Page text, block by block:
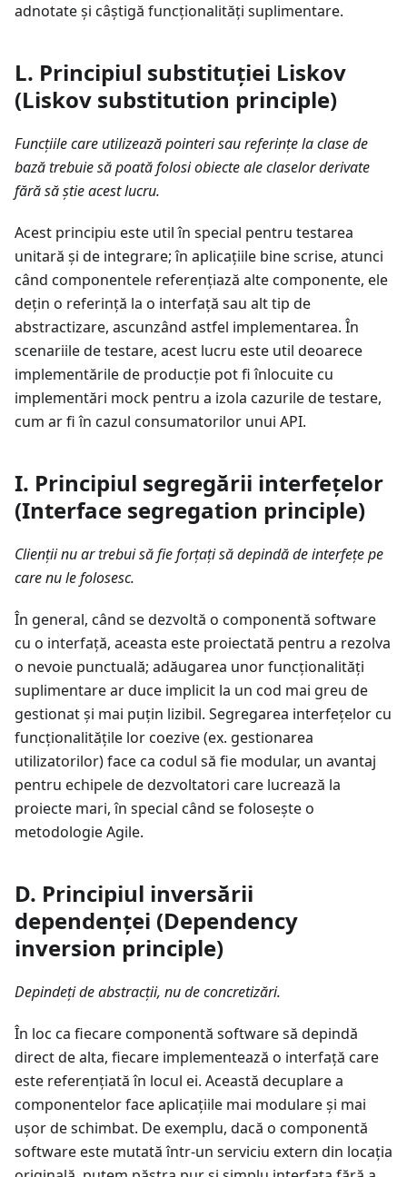
adnotate și câștigă funcționalități suplimentare.
L. Principiul substituției Liskov
(Liskov substitution principle)
Funcțiile care utilizează pointeri sau referințe la clase de
bază trebuie să poată folosi obiecte ale claselor derivate
fără să știe acest lucru.
Acest principiu este util în special pentru testarea
unitară și de integrare; în aplicațiile bine scrise, atunci
când componentele referențiază alte componente, ele
dețin o referință la o interfață sau alt tip de
abstractizare, ascunzând astfel implementarea. În
scenariile de testare, acest lucru este util deoarece
implementările de producție pot fi înlocuite cu
implementări mock pentru a izola cazurile de testare,
cum ar fi în cazul consumatorilor unui API.
I. Principiul segregării interfețelor
(Interface segregation principle)
Clienții nu ar trebui să fie forțați să depindă de interfețe pe
care nu le folosesc.
În general, când se dezvoltă o componentă software
cu o interfață, aceasta este proiectată pentru a rezolva
o nevoie punctuală; adăugarea unor funcționalități
suplimentare ar duce implicit la un cod mai greu de
gestionat și mai puțin lizibil. Segregarea interfețelor cu
funcționalitățile lor coezive (ex. gestionarea
utilizatorilor) face ca codul să fie modular, un avantaj
pentru echipele de dezvoltatori care lucrează la
proiecte mari, în special când se folosește o
metodologie Agile.
D. Principiul inversării
dependenței (Dependency
inversion principle)
Depindeți de abstracții, nu de concretizări.
În loc ca fiecare componentă software să depindă
direct de alta, fiecare implementează o interfață care
este referențiată în locul ei. Această decuplare a
componentelor face aplicațiile mai modulare și mai
ușor de schimbat. De exemplu, dacă o componentă
software este mutată într-un serviciu extern din locația